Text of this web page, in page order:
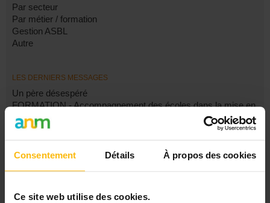
Consentement Détails À propos des cookies
Ce site web utilise des cookies.
Par secteur
Par métier / formation
Gestion ASBL
Autre
LES DERNIERS MESSAGES
Un père désespéré
FORMATION - Accompagnement des écoles dans la mise en
œuvre du programme-cadre
FORMATION - Accompagnement des écoles dans la mise en
œuvre du programme-cadre
Formation - Accompagnement des écoles dans la mise en